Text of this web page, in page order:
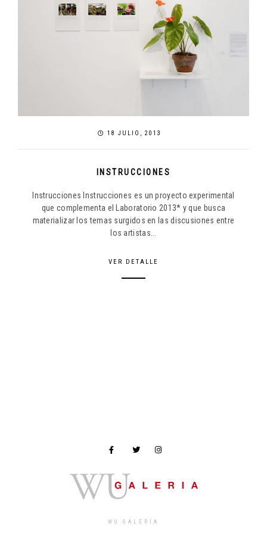
18 JULIO, 2013
INSTRUCCIONES
Instrucciones Instrucciones es un proyecto experimental
que complementa el Laboratorio 2013* y que busca
materializar los temas surgidos en las discusiones entre
los artistas...
VER DETALLE
WU GALERÍA